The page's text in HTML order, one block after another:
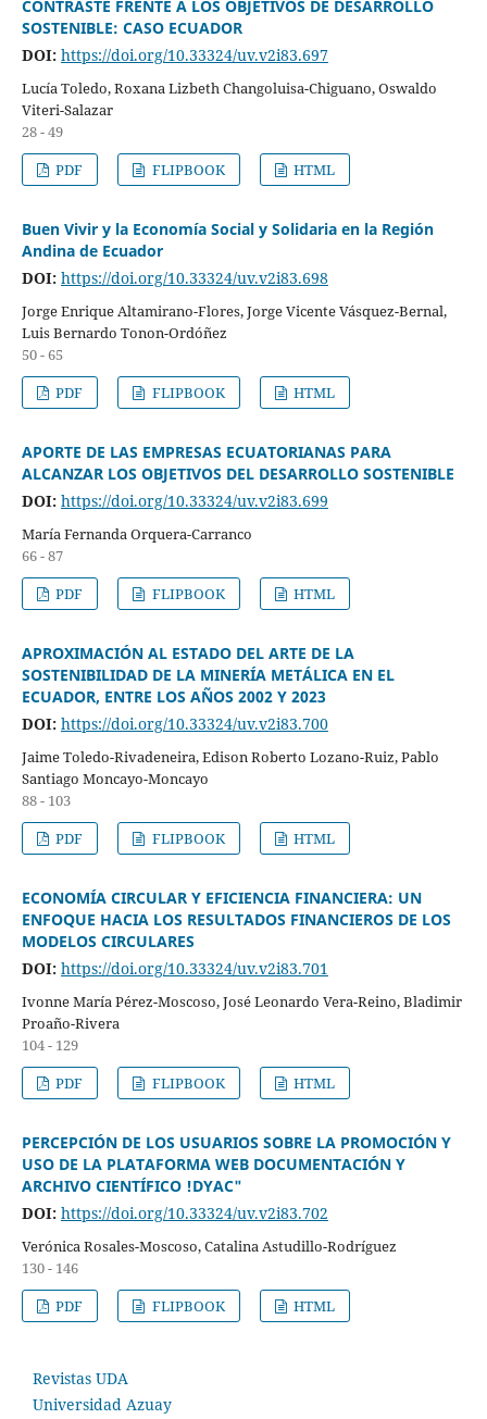
CONTRASTE FRENTE A LOS OBJETIVOS DE DESARROLLO
SOSTENIBLE: CASO ECUADOR
DOI: https://doi.org/10.33324/uv.v2i83.697
Lucía Toledo, Roxana Lizbeth Changoluisa-Chiguano, Oswaldo
Viteri-Salazar
28 - 49
PDF
FLIPBOOK HTML
Buen Vivir y la Economía Social y Solidaria en la Región
Andina de Ecuador
DOI: https://doi.org/10.33324/uv.v2i83.698
Jorge Enrique Altamirano-Flores, Jorge Vicente Vásquez-Bernal,
Luis Bernardo Tonon-Ordóñez
50 - 65
PDF
FLIPBOOK HTML
APORTE DE LAS EMPRESAS ECUATORIANAS PARA
ALCANZAR LOS OBJETIVOS DEL DESARROLLO SOSTENIBLE
DOI: https://doi.org/10.33324/uv.v2i83.699
María Fernanda Orquera-Carranco
66 - 87
PDF
FLIPBOOK HTML
APROXIMACIÓN AL ESTADO DEL ARTE DE LA
SOSTENIBILIDAD DE LA MINERÍA METÁLICA EN EL
ECUADOR, ENTRE LOS AÑOS 2002 Y 2023
DOI: https://doi.org/10.33324/uv.v2i83.700
Jaime Toledo-Rivadeneira, Edison Roberto Lozano-Ruiz, Pablo
Santiago Moncayo-Moncayo
88 - 103
PDF
FLIPBOOK HTML
ECONOMÍA CIRCULAR Y EFICIENCIA FINANCIERA: UN
ENFOQUE HACIA LOS RESULTADOS FINANCIEROS DE LOS
MODELOS CIRCULARES
DOI: https://doi.org/10.33324/uv.v2i83.701
Ivonne María Pérez-Moscoso, José Leonardo Vera-Reino, Bladimir
Proaño-Rivera
104 - 129
PDF
FLIPBOOK HTML
PERCEPCIÓN DE LOS USUARIOS SOBRE LA PROMOCIÓN Y
USO DE LA PLATAFORMA WEB DOCUMENTACIÓN Y
ARCHIVO CIENTÍFICO !DYAC"
DOI: https://doi.org/10.33324/uv.v2i83.702
Verónica Rosales-Moscoso, Catalina Astudillo-Rodríguez
130 - 146
PDF
FLIPBOOK HTML
Revistas UDA
Universidad Azuay